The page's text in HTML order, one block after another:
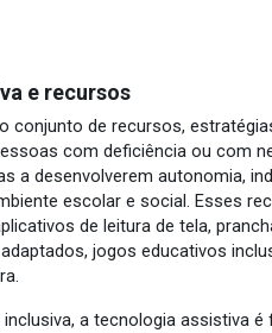
e recursos
conjunto de recursos,
com deficiência ou com
a desenvolverem autonomia,
escolar e social. Esses
de leitura de tela,
jogos educativos
a tecnologia assistiva é